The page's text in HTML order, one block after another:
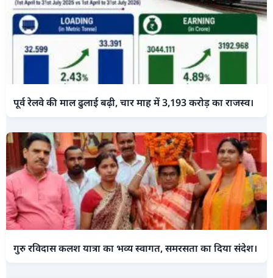
पूर्व रेलवे की माल ढुलाई बढ़ी, चार माह में 3,193 करोड़ का राजस्व।
गुरु रविदास कलश यात्रा का भव्य स्वागत, समरसता का दिया संदेश।